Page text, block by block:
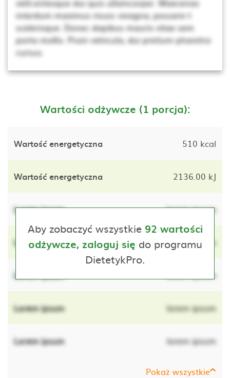
velit.entesque dui quis ullamcorper. Maecenas
interdum maximus risusc vivagna, posuere t
scelerisque. Donec dapibus mauris vitae sem
porta mollis. Proin vehicula, dui pretium pharetra
cursus.
Wartości odżywcze (1 porcja):
Wartość energetyczna 510 kcal
Wartość energetyczna 2136.00 kJ
Lorem ipsum lorem ipsum
Lorem ipsum lorem ipsum
Lorem ipsum lorem ipsum
Lorem ipsum lorem ipsum
Lorem ipsum lorem ipsum
Pokaż wszystkie
Aby zobaczyć wszystkie 92 wartości
odżywcze, zaloguj się do programu
DietetykPro.